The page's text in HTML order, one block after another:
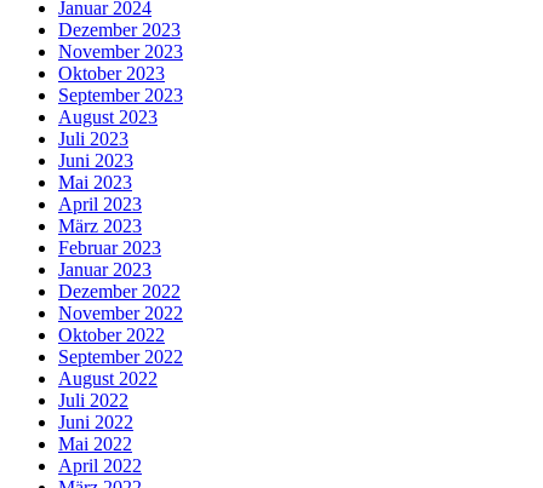
Januar 2024
Dezember 2023
November 2023
Oktober 2023
September 2023
August 2023
Juli 2023
Juni 2023
Mai 2023
April 2023
März 2023
Februar 2023
Januar 2023
Dezember 2022
November 2022
Oktober 2022
September 2022
August 2022
Juli 2022
Juni 2022
Mai 2022
April 2022